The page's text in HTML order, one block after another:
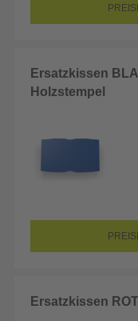
Ersatzkissen
Holzstempel
Ersatzkissen